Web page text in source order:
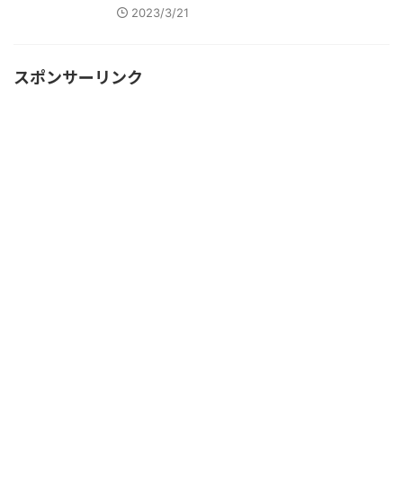
2023/3/21
スポンサーリンク